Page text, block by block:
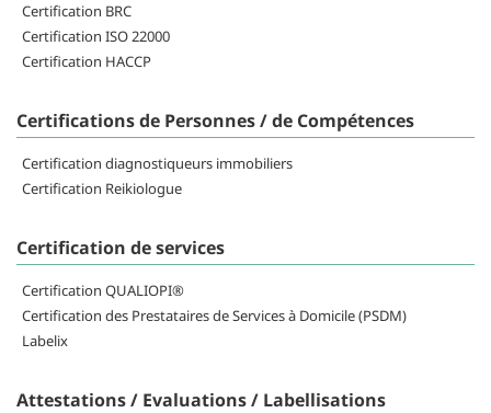
Certification BRC
Certification ISO 22000
Certification HACCP
Certifications de Personnes / de Compétences
Certification diagnostiqueurs immobiliers
Certification Reikiologue
Certification de services
Certification QUALIOPI®
Certification des Prestataires de Services à Domicile (PSDM)
Labelix
Attestations / Evaluations / Labellisations